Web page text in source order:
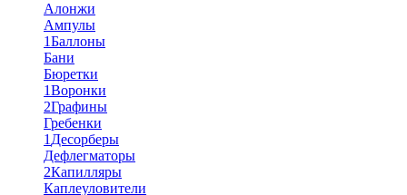
Алонжи
Ампулы
1Баллоны
Бани
Бюретки
1Воронки
2Графины
Гребенки
1 Десорберы
Дефлегматоры
2Капилляры
Каплеуловители